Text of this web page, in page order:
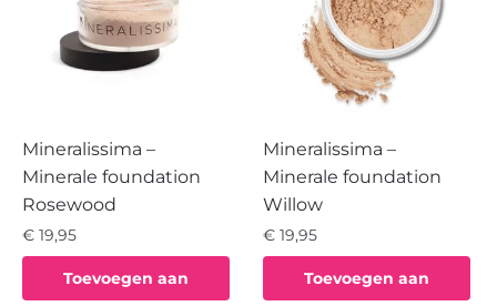
Mineralissima –
Minerale foundation
Rosewood
€ 19,95
Toevoegen aan
Mineralissima –
Minerale foundation
Willow
€ 19,95
Toevoegen aan